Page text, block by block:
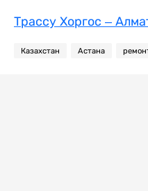
Трассу Хоргос –
Казахстан Астана